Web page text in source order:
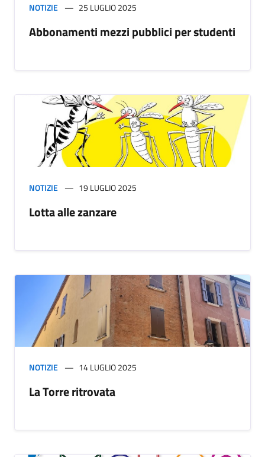
NOTIZIE 25 LUGLIO 2025
Abbonamenti mezzi pubblici per studenti
NOTIZIE 19 LUGLIO 2025
Lotta alle zanzare
NOTIZIE 14 LUGLIO 2025
La Torre ritrovata